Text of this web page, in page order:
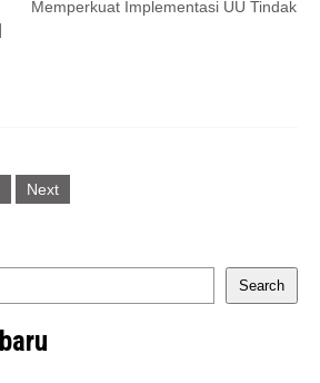
Memperkuat Implementasi UU Tindak
Next
Search